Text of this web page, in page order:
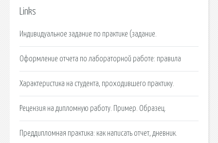
Links
Индивидуальное задание по практике (задание.
Оформление отчета по лабораторной работе: правила
Характеристика на студента, проходившего практику.
Рецензия на дипломную работу. Пример. Образец.
Преддипломная практика: как написать отчет, дневник.